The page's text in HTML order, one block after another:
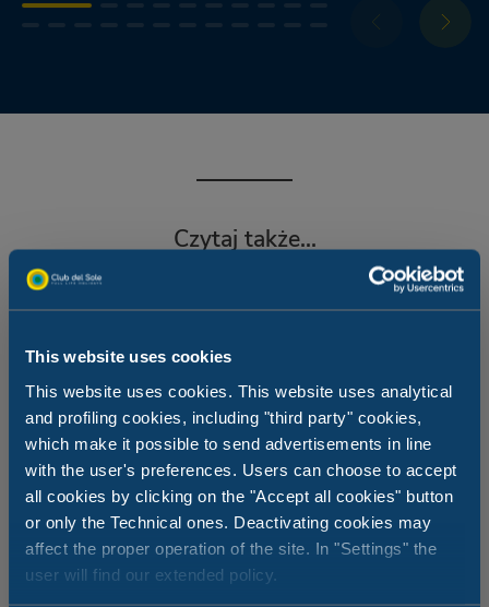
This website uses cookies
This website uses cookies. This website uses analytical
and profiling cookies, including "third party" cookies,
which make it possible to send advertisements in line
with the user's preferences. Users can choose to accept
all cookies by clicking on the "Accept all cookies" button
or only the Technical ones. Deactivating cookies may
affect the proper operation of the site. In "Settings" the
user will find our extended policy.
Czytaj także...